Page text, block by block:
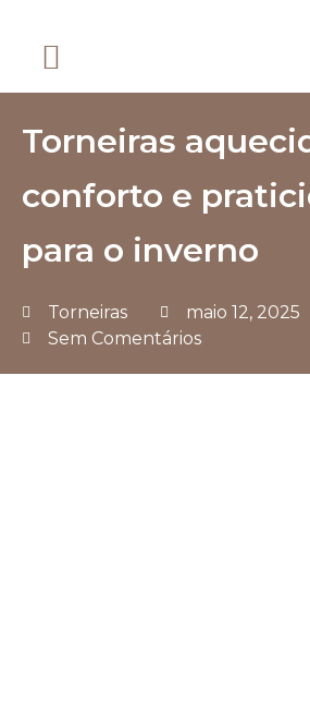
Torneiras
conforto e
para o inverno
Torneiras
maio 12, 2025
Sem Comentários